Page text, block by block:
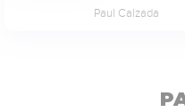
Paul Calzada